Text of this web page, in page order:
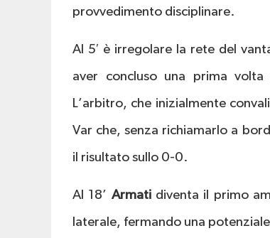
provvedimento disciplinare.
Al 5′ è irregolare la rete del
aver concluso una prima
L’arbitro, che inizialmente
Var che, senza richiamarlo a
il risultato sullo 0-0.
Al 18’ Armatidiventa il primo
laterale, fermando una